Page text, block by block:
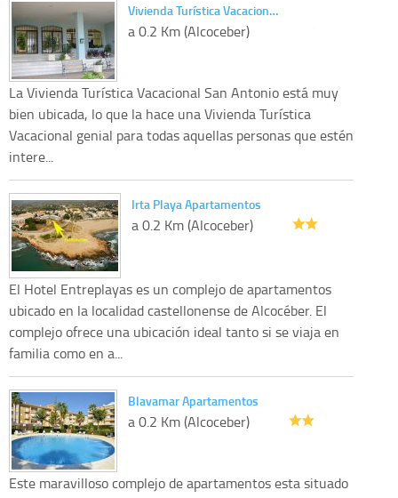
Vivienda Turística Vacacion…
a 0.2 Km (Alcoceber)
La Vivienda Turística Vacacional San Antonio está muy
bien ubicada, lo que la hace una Vivienda Turística
Vacacional genial para todas aquellas personas que estén
intere...
Irta Playa Apartamentos
a 0.2 Km (Alcoceber)
El Hotel Entreplayas es un complejo de apartamentos
ubicado en la localidad castellonense de Alcocéber. El
complejo ofrece una ubicación ideal tanto si se viaja en
familia como en a...
Blavamar Apartamentos
a 0.2 Km (Alcoceber)
Este maravilloso complejo de apartamentos esta situado